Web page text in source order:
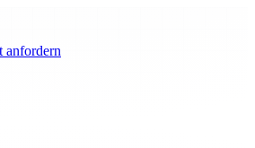
anfordern